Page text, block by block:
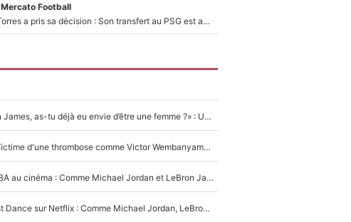
Mercato Football
Ferran Torres a pris sa décision : Son transfert au PSG est annoncé en Espagne !
«LeBron James, as-tu déjà eu envie d’être une femme ?» : Un dérapage de Donald Trump sur la superstar de la NBA refait surface
NBA - Victime d'une thrombose comme Victor Wembanyama, Chris Bosh prévient le Français des risques sur sa santé : «J’ai failli mourir sur le coup et j’ai été ramené à la vie»
De la NBA au cinéma : Comme Michael Jordan et LeBron James, Victor Wembanyama rêve d'une carrière d'acteur !
The Last Dance sur Netflix : Comme Michael Jordan, LeBron James va avoir le droit à sa série !